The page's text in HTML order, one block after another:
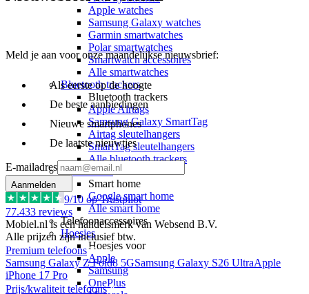
Apple watches
Samsung Galaxy watches
Garmin smartwatches
Polar smartwatches
Smartwatch accessoires
Alle smartwatches
Bluetooth trackers
Bluetooth trackers
Apple Airtags
Samsung Galaxy SmartTag
Airtag sleutelhangers
SmartTag sleutelhangers
Alle bluetooth trackers
Smart home
Smart home
Google smart home
Alle smart home
Telefoonaccessoires
Hoesjes
Hoesjes voor
Apple
Samsung
OnePlus
Meld je aan voor onze maandelijkse nieuwsbrief:
Als eerste op de hoogte
De beste aanbiedingen
Nieuwe smartphones
De laatste nieuwtjes
E-mailadres
Aanmelden
9/10 op Trustpilot
77.433 reviews
Mobiel.nl is een handelsmerk van Websend B.V.
Alle prijzen zijn inclusief btw.
Premium telefoons
Samsung Galaxy Z Fold8 5GSamsung Galaxy S26 UltraApple
iPhone 17 Pro
Prijs/kwaliteit telefoons